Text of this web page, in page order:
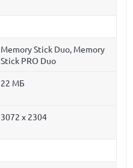
Memory Stick Duo, Memory
Stick PRO Duo
22 МБ
3072 x 2304